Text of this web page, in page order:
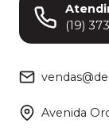
(19)
Avenida